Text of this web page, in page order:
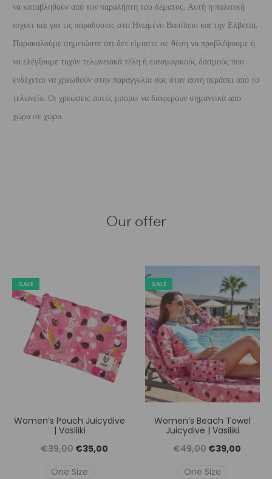
να καταβληθούν από τον παραλήπτη του δέματος. Αυτή η πολιτική
ισχύει και για τις παραδόσεις στο Ηνωμένο Βασίλειο και την Ελβετία.
Παρακαλούμε σημειώστε ότι δεν είμαστε σε θέση να προβλέψουμε ή
να ελέγξουμε τυχόν τελωνειακά τέλη ή εισαγωγικούς δασμούς που
ενδέχεται να χρεωθούν στην παραγγελία σας όταν αυτή περάσει από το
τελωνείο. Οι χρεώσεις αυτές μπορεί να διαφέρουν σημαντικά από
χώρα σε χώρα.
Our offer
SALE
Women’s Pouch Juicydive
| Vasiliki
€39,00 Original
price
€35,00Η
One Size
SALE
Women’s Beach Towel
Juicydive | Vasiliki
€49,00 Original
price
€39,00
One Size